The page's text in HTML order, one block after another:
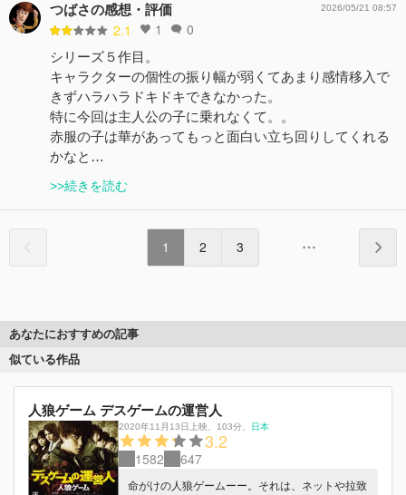
つばさの感想・評価
2.1 1 0
2026/05/21 08:57
シリーズ５作目。
キャラクターの個性の振り幅が弱くてあまり感情移入で
きずハラハラドキドキできなかった。
特に今回は主人公の子に乗れなくて。。
赤服の子は華があってもっと面白い立ち回りしてくれる
かなと…
>>続きを読む
1 2 3
あなたにおすすめの記事
似ている作品
人狼ゲーム デスゲームの運営人
2020年11月13日上映 103分 日本
3.2
1582 647
命がけの人狼ゲームーー。それは、ネットや拉致